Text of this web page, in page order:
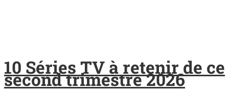
10 Séries TV à retenir de ce
second trimestre 2026